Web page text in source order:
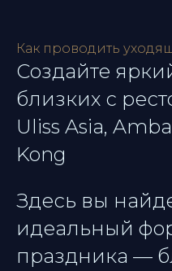
Как проводить
Создайте
близких с
Uliss Asia,
Kong
Здесь вы
идеальный
праздника —